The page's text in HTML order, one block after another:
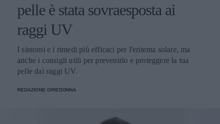
pelle è stata sovraesposta ai
raggi UV
I sintomi e i rimedi più efficaci per l'eritema solare, ma
anche i consigli utili per prevenirlo e proteggere la tua
pelle dai raggi UV.
REDAZIONE DIREDONNA